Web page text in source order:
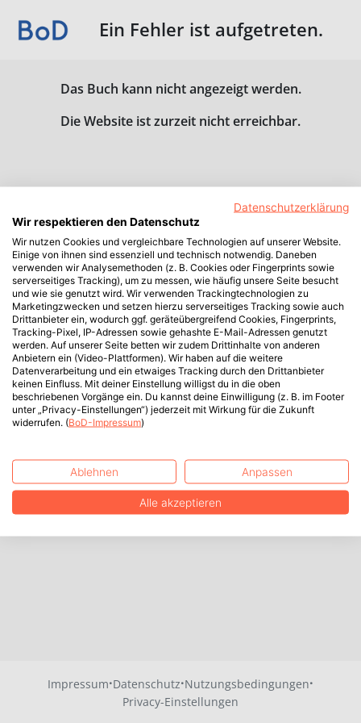
Ein Fehler ist aufgetreten.
Das Buch kann nicht angezeigt werden.
Die Website ist zurzeit nicht erreichbar.
Impressum·Datenschutz·Nutzungsbedingungen·
Privacy-Einstellungen
Datenschutzerklärung
Wir respektieren den Datenschutz
Wir nutzen Cookies und vergleichbare Technologien auf unserer Website.
Einige von ihnen sind essenziell und technisch notwendig. Daneben
verwenden wir Analysemethoden (z. B. Cookies oder Fingerprints sowie
serverseitiges Tracking), um zu messen, wie häufig unsere Seite besucht
und wie sie genutzt wird. Wir verwenden Trackingtechnologien zu
Marketingzwecken und setzen hierzu serverseitiges Tracking sowie auch
Drittanbieter ein, wodurch ggf. geräteübergreifend Cookies, Fingerprints,
Tracking-Pixel, IP-Adressen sowie gehashte E-Mail-Adressen genutzt
werden. Auf unserer Seite betten wir zudem Drittinhalte von anderen
Anbietern ein (Video-Plattformen). Wir haben auf die weitere
Datenverarbeitung und ein etwaiges Tracking durch den Drittanbieter
keinen Einfluss. Mit deiner Einstellung willigst du in die oben
beschriebenen Vorgänge ein. Du kannst deine Einwilligung (z. B. im Footer
unter „Privacy-Einstellungen“) jederzeit mit Wirkung für die Zukunft
widerrufen. (BoD-Impressum)
Ablehnen Anpassen
Alle akzeptieren